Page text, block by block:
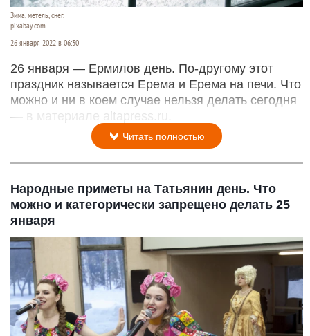
Зима, метель, снег.
pixabay.com
26 января 2022 в 06:30
26 января — Ермилов день. По-другому этот
праздник называется Ерема и Ерема на печи. Что
можно и ни в коем случае нельзя делать сегодня
— в материале altapress.ru.
Читать полностью
Народные приметы на Татьянин день. Что
можно и категорически запрещено делать 25
января